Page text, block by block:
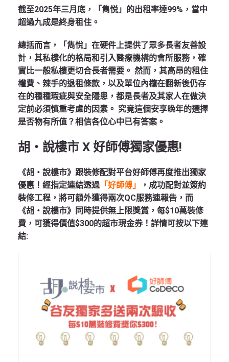
截至2025年三月底，「雋悦」的出租率達99% ，當中
超過九成是終身租住。
總括而言，「雋悅」在硬件上提供了眾多長者友善設
計，其私樓化的格局和引入醫療機構的會所服務，確
實比一般私樓更切合長者需要。 然而，其高昂的租住
權費、辣手的退租條款，以及單位內櫳在翻新後仍存
在的種種瑕疵與安全隱患，都是長者及其家人在做決
定前必須慎重考慮的因素。 究竟這個安享晚年的選擇
是否物有所值？相信各位心中已有答案。
胡‧說樓市 X 好師傅獨家優惠!
《胡‧說樓市》跟裝修配對平台好師傅再度推出獨家
優惠！經指定連結透過「好師傅」
，成功配對並簽約
裝修工程，將可額外獲得兩次QC服務連報告，而
《胡‧說樓市》同時提供無上限獎賞，每$10萬裝修
費，可獲得價值$300的超市現金券！詳情可按以下連
結: